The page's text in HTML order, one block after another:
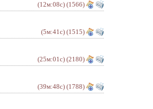
(12м:08с) (1566)
(5м:41с) (1515)
(25м:01с) (2180)
(39м:48с) (1788)